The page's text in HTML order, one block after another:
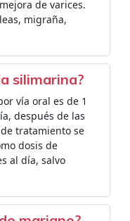
de varices.
migraña,
silimarina?
vía oral es de 1
después de las
tratamiento se
dosis de
al día, salvo